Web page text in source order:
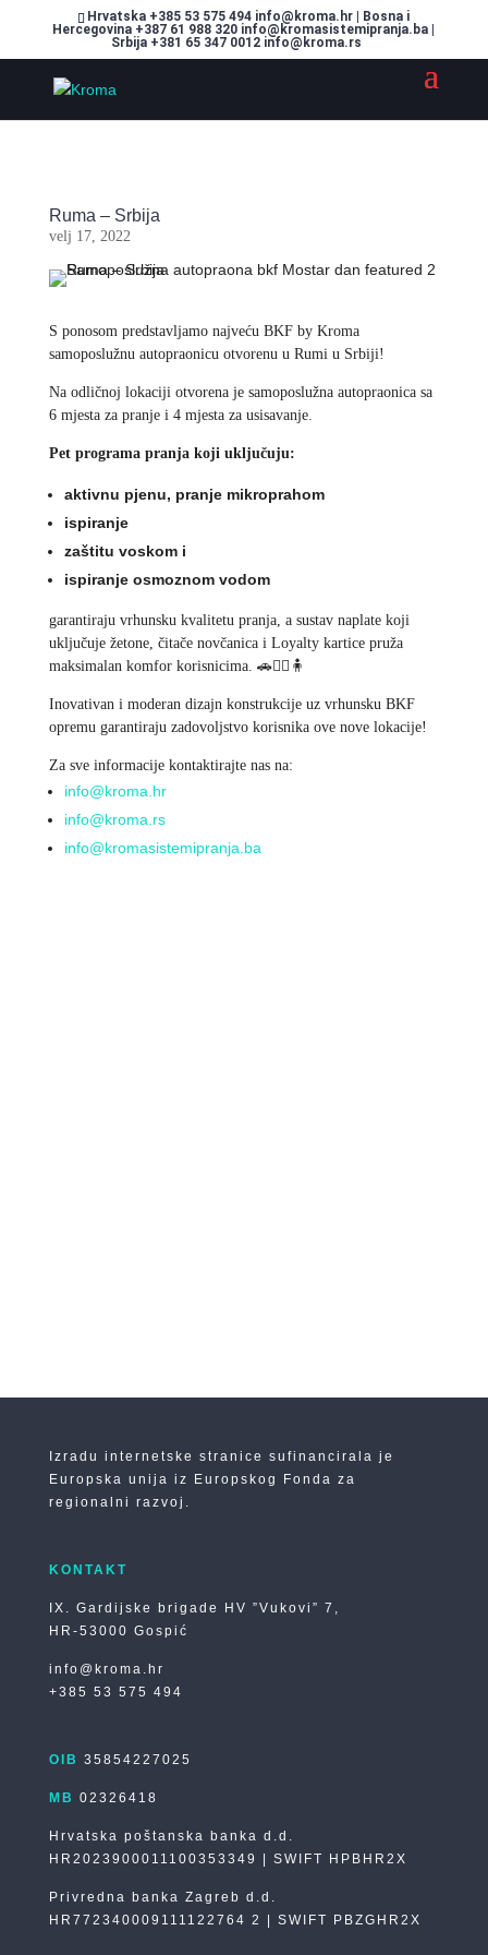
Hrvatska +385 53 575 494 info@kroma.hr | Bosna i
Hercegovina +387 61 988 320 info@kromasistemipranja.ba |
Srbija +381 65 347 0012 info@kroma.rs
Ruma – Srbija
velj 17, 2022
S ponosom predstavljamo najveću BKF by Kroma
samoposlužnu autopraonicu otvorenu u Rumi u Srbiji!
Na odličnoj lokaciji otvorena je samoposlužna autopraonica sa
6 mjesta za pranje i 4 mjesta za usisavanje.
Pet programa pranja koji uključuju:
aktivnu pjenu, pranje mikroprahom
ispiranje
zaštitu voskom i
ispiranje osmoznom vodom
garantiraju vrhunsku kvalitetu pranja, a sustav naplate koji
uključuje žetone, čitače novčanica i Loyalty kartice pruža
maksimalan komfor korisnicima. 🚗🧍‍♂️🧍
Inovativan i moderan dizajn konstrukcije uz vrhunsku BKF
opremu garantiraju zadovoljstvo korisnika ove nove lokacije!
Za sve informacije kontaktirajte nas na:
info@kroma.hr
info@kroma.rs
info@kromasistemipranja.ba
Izradu internetske stranice sufinancirala je
Europska unija iz Europskog Fonda za
regionalni razvoj.
KONTAKT
IX. Gardijske brigade HV ”Vukovi” 7,
HR-53000 Gospić
info@kroma.hr
+385 53 575 494
OIB 35854227025
MB 02326418
Hrvatska poštanska banka d.d.
HR2023900011100353349 | SWIFT HPBHR2X
Privredna banka Zagreb d.d.
HR772340009111122764 2 | SWIFT PBZGHR2X